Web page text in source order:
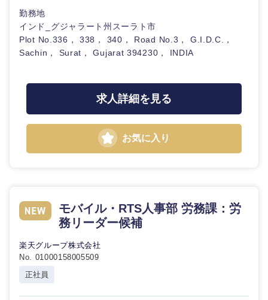
新潟県
石川県 福井県
長野県
勤務地
インド_グジャラート州スーラト市
Plot No.336， 338， 340， Road No.3， G.I.D.C.，
Sachin， Surat， Gujarat 394230， INDIA
求人詳細を見る
お気に入り
モバイル・RTS人事部 労務課：労
務リーダー候補
楽天グループ株式会社
No. 01000158005509
正社員